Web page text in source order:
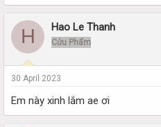
H Hao Le Thanh
Cửu Phẩm
30 April 2023
Em này xinh lắm ae ơi